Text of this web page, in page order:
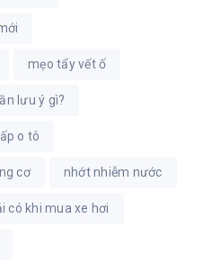
mẹo tẩy vết ố
lưu ý gì?
o tô
cơ nhớt nhiễm nước
có khi mua xe hơi